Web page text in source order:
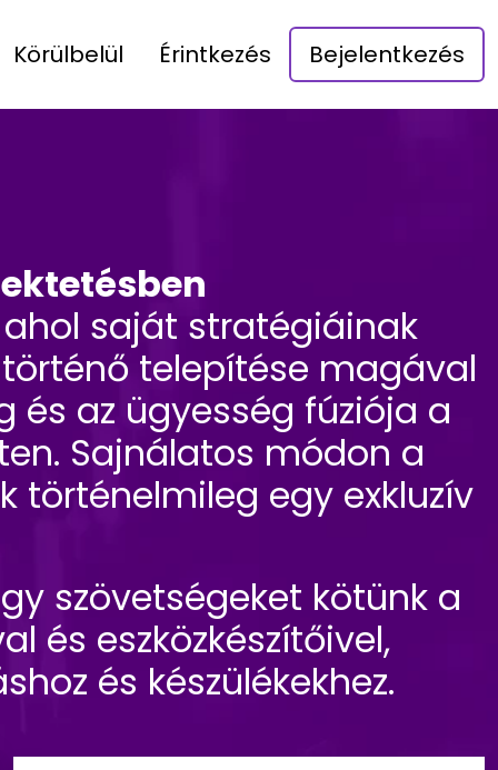
Körülbelül Érintkezés Bejelentkezés
saját stratégiáinak
telepítése magával
az ügyesség fúziója a
Sajnálatos módon a
történelmileg egy exkluzív
szövetségeket kötünk a
és eszközkészítőivel,
és készülékekhez.